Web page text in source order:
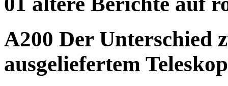
A200 Der Unterschied
ausgeliefertem